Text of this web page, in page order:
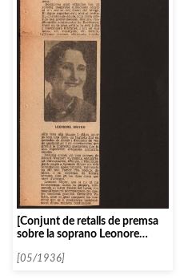
[Conjunt de retalls de premsa
sobre la soprano Leonore
[05/1936]